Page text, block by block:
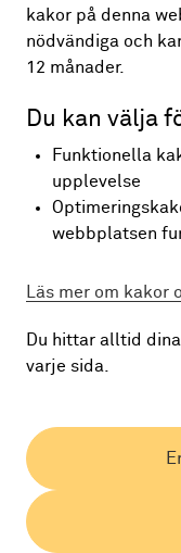
kakor på denna
nödvändiga och
12 månader.
Du kan välja
Funktionella
upplevelse
webbplatsen
Läs mer om
Du hittar alltid
varje sida.